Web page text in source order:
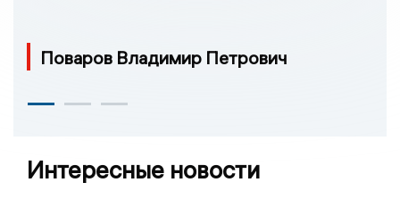
Поваров Владимир Петрович
Интересные новости